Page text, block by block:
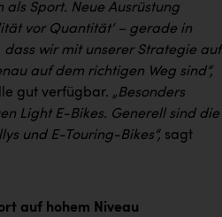
Sport. Neue Ausrüstung
vor Quantität‘ – gerade in
wir mit unserer Strategie auf
auf dem richtigen Weg sind“,
gut verfügbar. „Besonders
Light E-Bikes. Generell sind die
und E-Touring-Bikes“, sagt
auf hohem Niveau